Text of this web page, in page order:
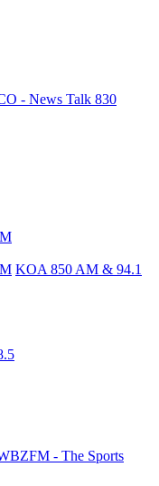
- News Talk 830
KOA 850 AM & 94.1
- The Sports